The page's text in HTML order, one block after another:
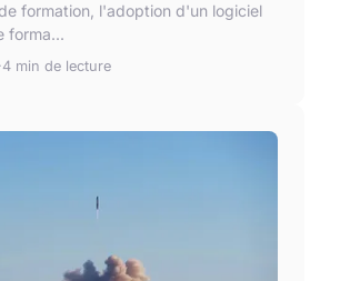
formation, l'adoption d'un logiciel
forma...
4 min de lecture